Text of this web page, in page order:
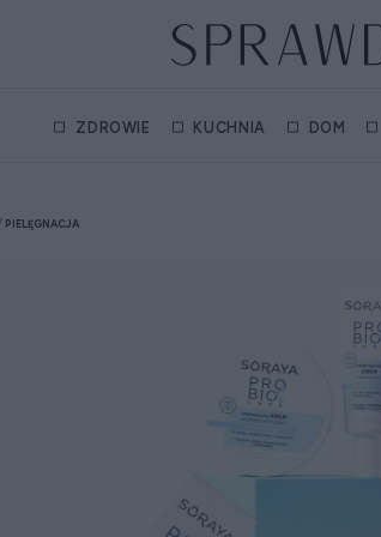
ZDROWIE KUCHNIA DOM
PIELĘGNACJA